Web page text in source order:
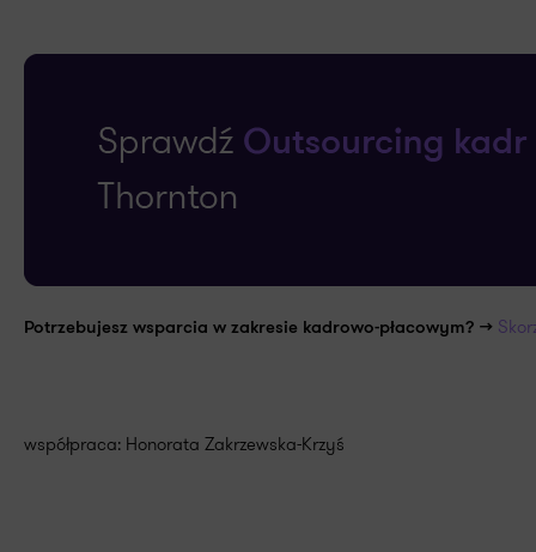
Potrzebujesz wsparcia w zakresie kadrowo-płacowym? >>
współpraca: Honorata Zakrzewska-Krzyś